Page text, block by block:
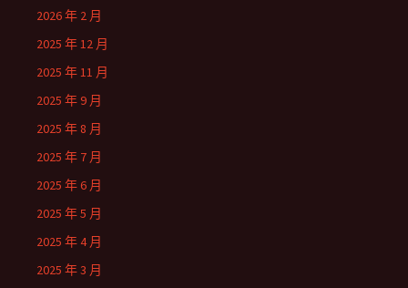
2026 年 2 月
2025 年 12 月
2025 年 11 月
2025 年 9 月
2025 年 8 月
2025 年 7 月
2025 年 6 月
2025 年 5 月
2025 年 4 月
2025 年 3 月